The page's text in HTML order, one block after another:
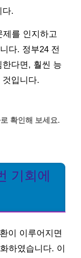
다.
를 인지하고
다. 정부24 전
다면, 훨씬 능
입니다.
확인해 보세요.
기회에
이 이루어지면
하였습니다. 이